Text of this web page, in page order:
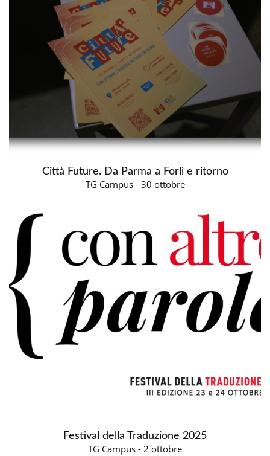
Città Future. Da Parma a Forlì e ritorno
TG Campus - 30 ottobre
Festival della Traduzione 2025
TG Campus - 2 ottobre